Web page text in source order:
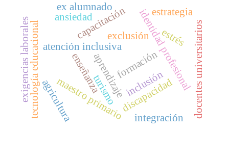
formación
atención inclusiva identidad profesional
enseñanzaaprendizajeinclusión
exclusión
discapacidad
capacitación
tecnología educacional estrés
ansiedad
exigencias laborales docentes universitarios
maestro primario
agricultura turismo
integración
estrategia
ex alumnado